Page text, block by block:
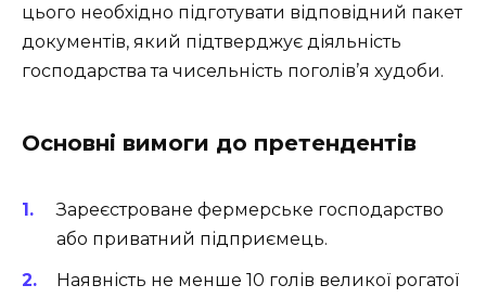
цього необхідно підготувати відповідний пакет
документів, який підтверджує діяльність
господарства та чисельність поголів’я худоби.
Основні вимоги до претендентів
Зареєстроване фермерське господарство
або приватний підприємець.
Наявність не менше 10 голів великої рогатої